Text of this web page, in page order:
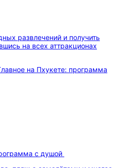
развлечений и получить
на всех аттракционах
с душой